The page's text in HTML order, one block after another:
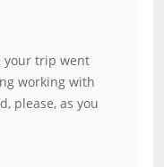
your trip went
working with
please, as you